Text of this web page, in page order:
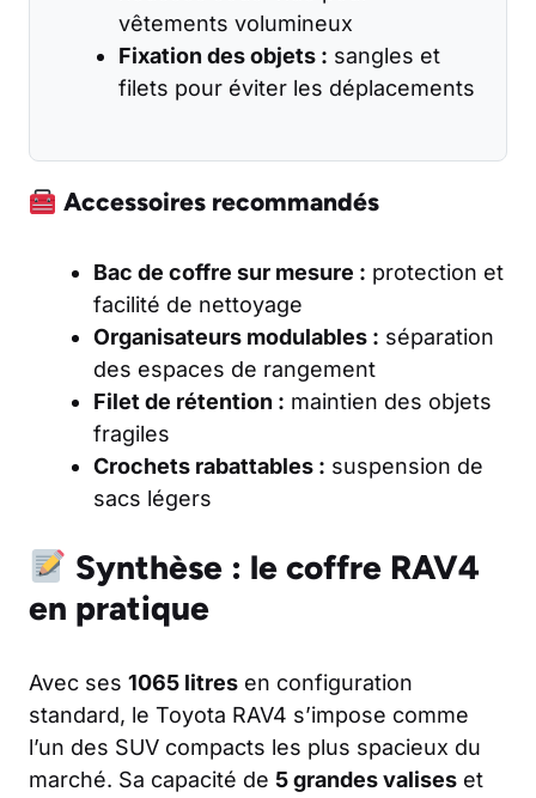
vêtements volumineux
Fixation des objets : sangles et
filets pour éviter les déplacements
Accessoires recommandés
Bac de coffre sur mesure : protection et
facilité de nettoyage
Organisateurs modulables : séparation
des espaces de rangement
Filet de rétention : maintien des objets
fragiles
Crochets rabattables : suspension de
sacs légers
Synthèse : le coffre RAV4
en pratique
Avec ses 1065 litres en configuration
standard, le Toyota RAV4 s’impose comme
l’un des SUV compacts les plus spacieux du
marché. Sa capacité de 5 grandes valises et